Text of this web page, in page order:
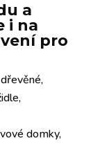
a
i na
pro
domky,